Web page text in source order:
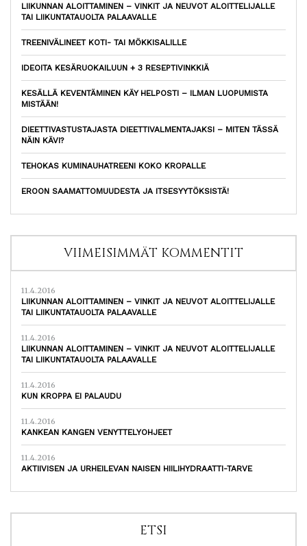
LIIKUNNAN ALOITTAMINEN – VINKIT JA NEUVOT ALOITTELIJALLE
TAI LIIKUNTATAUOLTA PALAAVALLE
TREENIVÄLINEET KOTI- TAI MÖKKISALILLE
IDEOITA KESÄRUOKAILUUN + 3 RESEPTIVINKKIÄ
KESÄLLÄ KEVENTÄMINEN KÄY HELPOSTI – ILMAN LUOPUMISTA
MISTÄÄN!
DIEETTIVASTUSTAJASTA DIEETTIVALMENTAJAKSI – MITEN TÄSSÄ
NÄIN KÄVI?
TEHOKAS KUMINAUHATREENI KOKO KROPALLE
EROON SAAMATTOMUUDESTA JA ITSESYYTÖKSISTÄ!
VIIMEISIMMÄT KOMMENTIT
11.4.2016
LIIKUNNAN ALOITTAMINEN – VINKIT JA NEUVOT ALOITTELIJALLE
TAI LIIKUNTATAUOLTA PALAAVALLE
11.4.2016
LIIKUNNAN ALOITTAMINEN – VINKIT JA NEUVOT ALOITTELIJALLE
TAI LIIKUNTATAUOLTA PALAAVALLE
11.4.2016
KUN KROPPA EI PALAUDU
11.4.2016
KANKEAN KANGEN VENYTTELYOHJEET
11.4.2016
AKTIIVISEN JA URHEILEVAN NAISEN HIILIHYDRAATTI-TARVE
ETSI